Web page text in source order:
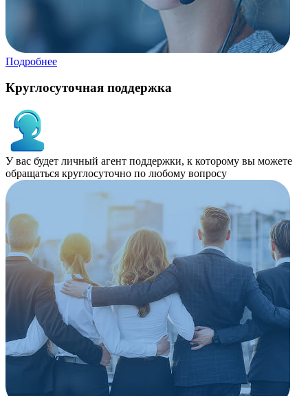
Подробнее
Круглосуточная поддержка
У вас будет личный агент поддержки, к которому вы можете
обращаться круглосуточно по любому вопросу